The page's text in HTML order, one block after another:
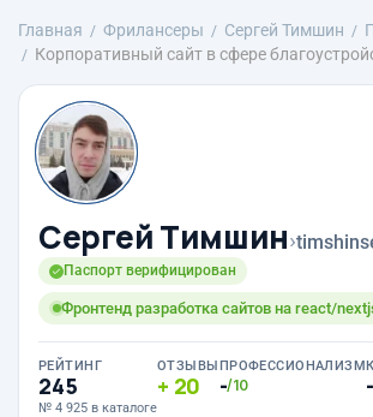
Главная Фрилансеры Сергей Тимшин
Корпоративный сайт в сфере
Сергей Тимшин›
Паспорт верифицирован
Фронтенд разработка сайтов на react/
РЕЙТИНГ
245
№ 4 925 в каталоге
ОТЗЫВЫ
20
ПРОФЕССИОНАЛИЗМ
-/10